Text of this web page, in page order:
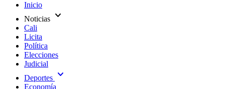
Inicio
Noticias expand_more
Cali
Licita
Política
Elecciones
Judicial
Deportes expand_more
Economía